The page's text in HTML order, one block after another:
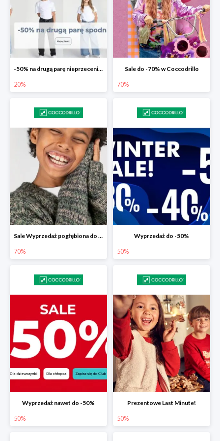
-50% na drugą parę nieprzecenionych spodni
20%
Sale do -70% w Coccodrillo
70%
Sale Wyprzedaż pogłębiona do -70%
70%
Wyprzedaż do -50%
50%
Wyprzedaż nawet do -50%
50%
Prezentowe Last Minute!
50%